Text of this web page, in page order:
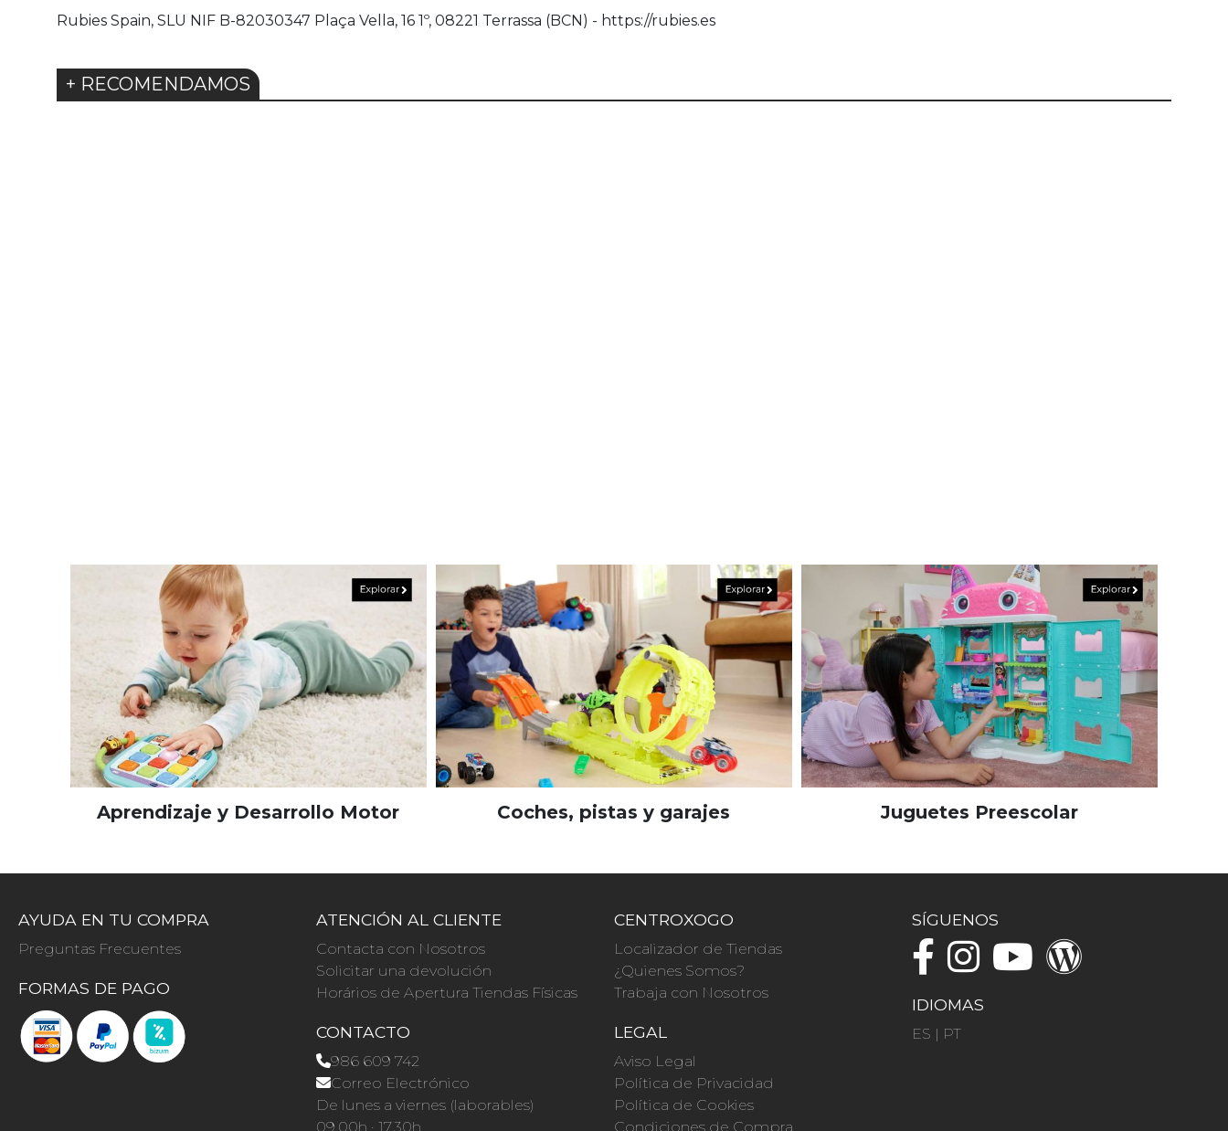
Rubies Spain, SLU NIF B-82030347 Plaça Vella, 16 1º, 08221 Terrassa (BCN) - https://rubies.es
+ RECOMENDAMOS
Aprendizaje y Desarrollo Motor Coches, pistas y garajes Juguetes Preescolar
AYUDA EN TU COMPRA
Preguntas Frecuentes
FORMAS DE PAGO
ATENCIÓN AL CLIENTE
Contacta con Nosotros
Solicitar una devolución
Horários de Apertura Tiendas Físicas
CONTACTO
986 609 742
Correo Electrónico
De lunes a viernes (laborables)
09.00h · 17.30h
CENTROXOGO
Localizador de Tiendas
¿Quienes Somos?
Trabaja con Nosotros
LEGAL
Aviso Legal
Política de Privacidad
Política de Cookies
Condiciones de Compra
SÍGUENOS
IDIOMAS
ES | PT